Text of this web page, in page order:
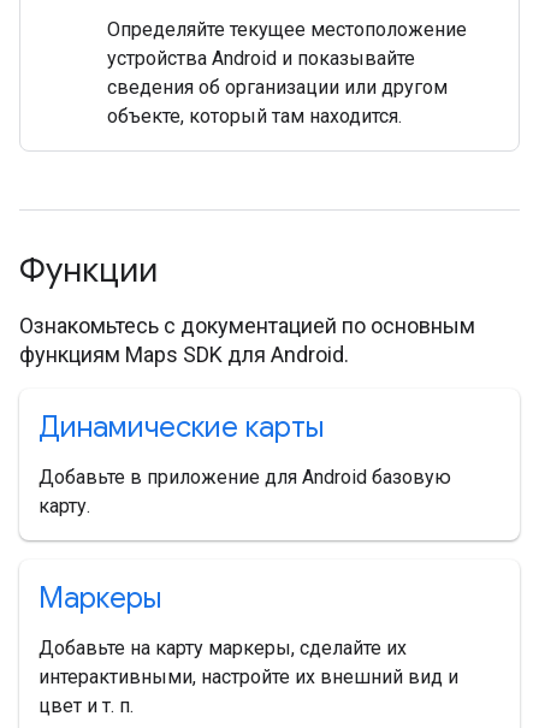
Определяйте текущее местоположение
устройства Android и показывайте
сведения об организации или другом
объекте, который там находится.
Функции
Ознакомьтесь с документацией по основным
функциям Maps SDK для Android.
Динамические карты
Добавьте в приложение для Android базовую
карту.
Маркеры
Добавьте на карту маркеры, сделайте их
интерактивными, настройте их внешний вид и
цвет и т. п.